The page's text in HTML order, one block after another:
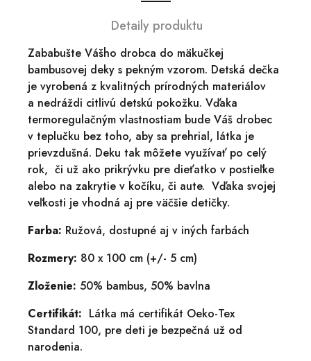
Detaily produktu
Zababušte Vášho drobca do mäkučkej
bambusovej deky s pekným vzorom. Detská dečka
je vyrobená z kvalitných prírodných materiálov
a nedráždi citlivú detskú pokožku. Vďaka
termoregulačným vlastnostiam bude Váš drobec
v teplučku bez toho, aby sa prehrial, látka je
prievzdušná. Deku tak môžete využívať po celý
rok, či už ako prikrývku pre dieťatko v postieľke
alebo na zakrytie v kočíku, či aute. Vďaka svojej
veľkosti je vhodná aj pre väčšie detičky.
Farba: Ružová, dostupné aj v iných farbách
Rozmery: 80 x 100 cm (+/- 5 cm)
Zloženie: 50% bambus, 50% bavlna
Certifikát: Látka má certifikát Oeko-Tex
Standard 100, pre deti je bezpečná už od
narodenia.